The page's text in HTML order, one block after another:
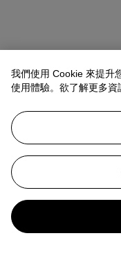
我們使用 Cookie 來提升
使用體驗。欲了解更多資